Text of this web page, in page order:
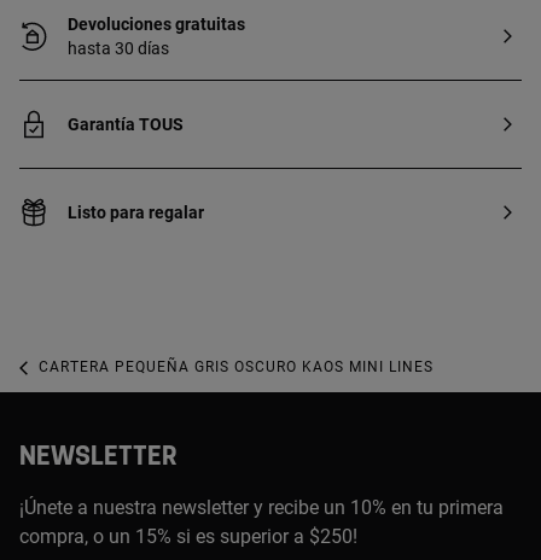
Devoluciones gratuitas
hasta 30 días
Garantía TOUS
Listo para regalar
CARTERA PEQUEÑA GRIS OSCURO KAOS MINI LINES
NEWSLETTER
¡Únete a nuestra newsletter y recibe un 10% en tu primera
compra, o un 15% si es superior a $250!